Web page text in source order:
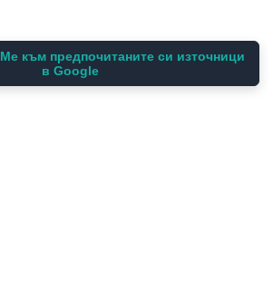
към предпочитаните си източници
в Google